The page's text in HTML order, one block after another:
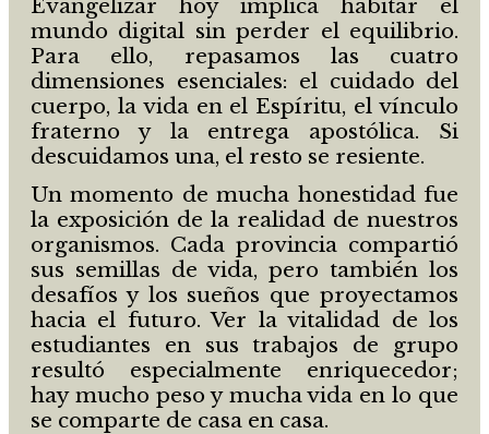
Evangelizar hoy implica habitar el
mundo digital sin perder el equilibrio.
Para ello, repasamos las cuatro
dimensiones esenciales: el cuidado del
cuerpo, la vida en el Espíritu, el vínculo
fraterno y la entrega apostólica. Si
descuidamos una, el resto se resiente.
Un momento de mucha honestidad fue
la exposición de la realidad de nuestros
organismos. Cada provincia compartió
sus semillas de vida, pero también los
desafíos y los sueños que proyectamos
hacia el futuro. Ver la vitalidad de los
estudiantes en sus trabajos de grupo
resultó especialmente enriquecedor;
hay mucho peso y mucha vida en lo que
se comparte de casa en casa.